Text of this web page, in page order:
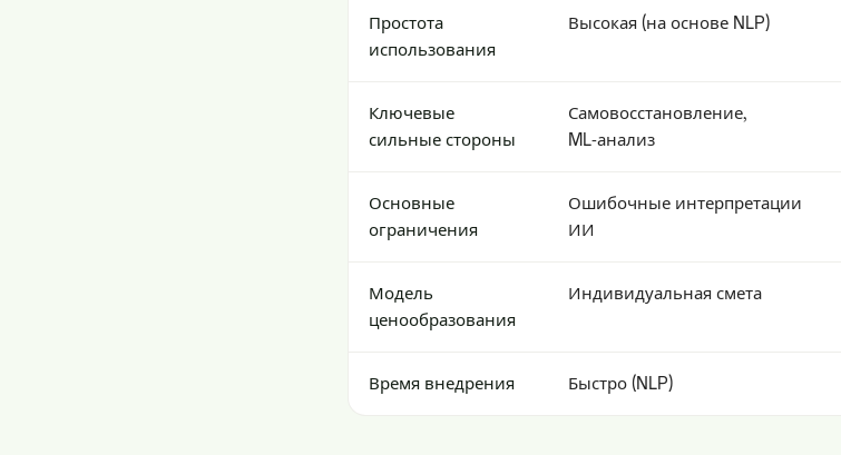
Простота
использования
Высокая (на основе NLP)
Ключевые
сильные стороны
Самовосстановление,
ML‑анализ
Основные
ограничения
Ошибочные интерпретации
ИИ
Модель
ценообразования
Индивидуальная смета
Время внедрения Быстро (NLP)